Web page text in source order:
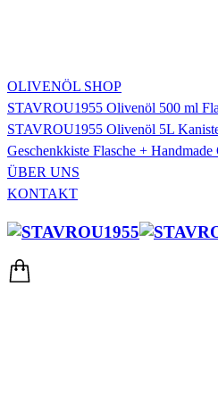
OLIVENÖL SHOP
STAVROU1955 Olivenöl 500 ml
STAVROU1955 Olivenöl 5L
Geschenkkiste Flasche +
ÜBER UNS
KONTAKT